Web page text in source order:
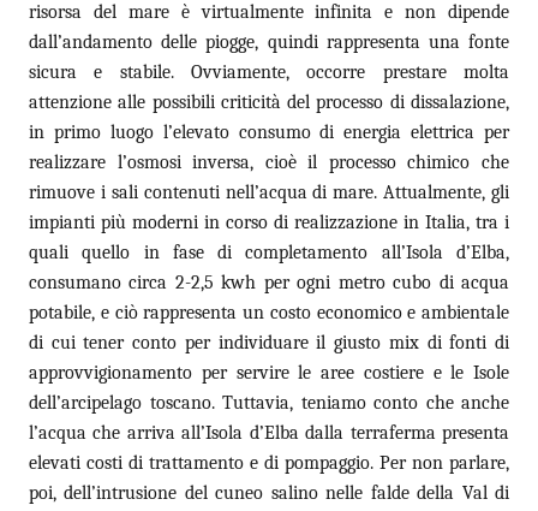
risorsa del mare è virtualmente infinita e non dipende
dall’andamento delle piogge, quindi rappresenta una fonte
sicura e stabile. Ovviamente, occorre prestare molta
attenzione alle possibili criticità del processo di dissalazione,
in primo luogo l’elevato consumo di energia elettrica per
realizzare l’osmosi inversa, cioè il processo chimico che
rimuove i sali contenuti nell’acqua di mare. Attualmente, gli
impianti più moderni in corso di realizzazione in Italia, tra i
quali quello in fase di completamento all’Isola d’Elba,
consumano circa 2-2,5 kwh per ogni metro cubo di acqua
potabile, e ciò rappresenta un costo economico e ambientale
di cui tener conto per individuare il giusto mix di fonti di
approvvigionamento per servire le aree costiere e le Isole
dell’arcipelago toscano. Tuttavia, teniamo conto che anche
l’acqua che arriva all’Isola d’Elba dalla terraferma presenta
elevati costi di trattamento e di pompaggio. Per non parlare,
poi, dell’intrusione del cuneo salino nelle falde della Val di